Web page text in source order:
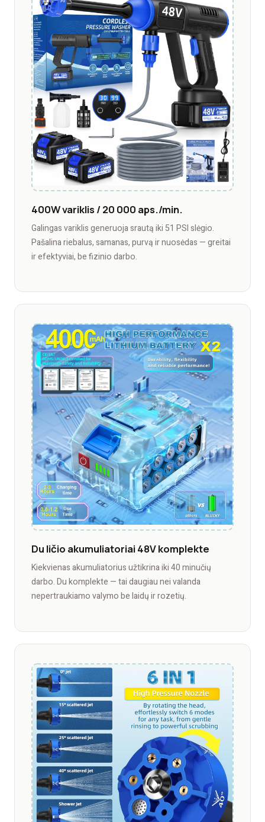
400W variklis / 20 000 aps./min.
Galingas variklis generuoja srautą iki 51 PSI slėgio.
Pašalina riebalus, samanas, purvą ir nuosėdas — greitai
ir efektyviai, be fizinio darbo.
Du ličio akumuliatoriai 48V komplekte
Kiekvienas akumuliatorius užtikrina iki 40 minučių
darbo. Du komplekte — tai daugiau nei valanda
nepertraukiamo valymo be laidų ir rozetių.